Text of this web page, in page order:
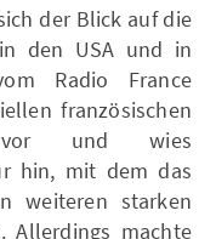
der Blick auf die
den USA und in
Radio France
französischen
vor und wies
hin, mit dem das
weiteren starken
Allerdings machte